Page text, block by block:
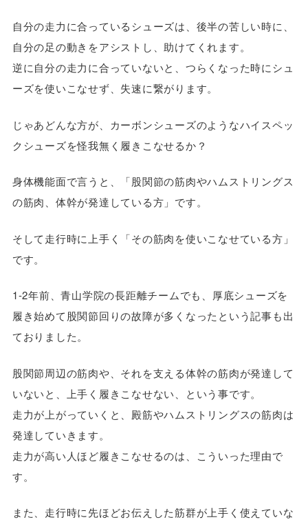
自分の走力に合っているシューズは、後半の苦しい時に、
自分の足の動きをアシストし、助けてくれます。
逆に自分の走力に合っていないと、つらくなった時にシュ
ーズを使いこなせず、失速に繋がります。
じゃあどんな方が、カーボンシューズのようなハイスペッ
クシューズを怪我無く履きこなせるか？
身体機能面で言うと、「股関節の筋肉やハムストリングス
の筋肉、体幹が発達している方」です。
そして走行時に上手く「その筋肉を使いこなせている方」
です。
1-2年前、青山学院の長距離チームでも、厚底シューズを
履き始めて股関節回りの故障が多くなったという記事も出
ておりました。
股関節周辺の筋肉や、それを支える体幹の筋肉が発達して
いないと、上手く履きこなせない、という事です。
走力が上がっていくと、殿筋やハムストリングスの筋肉は
発達していきます。
走力が高い人ほど履きこなせるのは、こういった理由で
す。
また、走行時に先ほどお伝えした筋群が上手く使えていな